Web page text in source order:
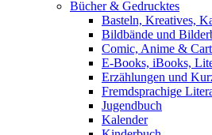
Bücher & Gedrucktes
Basteln, Kreatives,
Bildbände und
Comic, Anime &
E-Books, iBooks,
Erzählungen und
Fremdsprachige
Jugendbuch
Kalender